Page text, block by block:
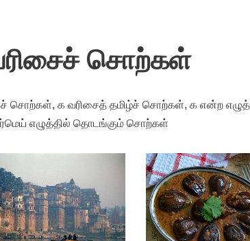
சொற்கள்
சொற்கள், க வரிசைத் தமிழ்ச் சொற்கள், க என்ற
எழுத்தில் தொடங்கும் சொற்கள்